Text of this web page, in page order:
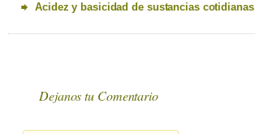
Acidez y basicidad de sustancias cotidianas
Dejanos tu Comentario